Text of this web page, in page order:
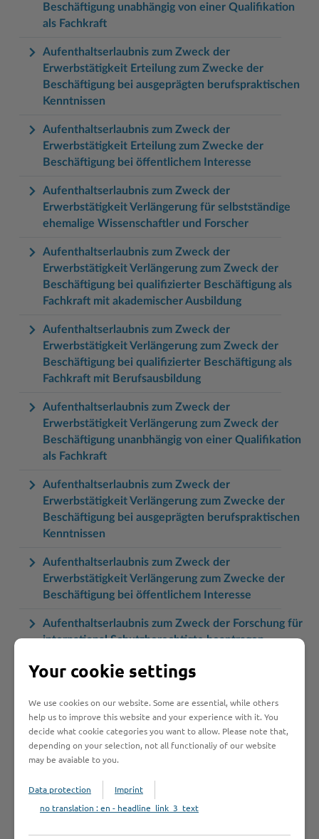
Beschäftigung unabhängig von einer Qualifikation
als Fachkraft
Aufenthaltserlaubnis zum Zweck der
Erwerbstätigkeit Erteilung zum Zwecke der
Beschäftigung bei ausgeprägten berufspraktischen
Kenntnissen
Aufenthaltserlaubnis zum Zweck der
Erwerbstätigkeit Erteilung zum Zwecke der
Beschäftigung bei öffentlichem Interesse
Aufenthaltserlaubnis zum Zweck der
Erwerbstätigkeit Verlängerung für selbstständige
ehemalige Wissenschaftler und Forscher
Aufenthaltserlaubnis zum Zweck der
Erwerbstätigkeit Verlängerung zum Zweck der
Beschäftigung bei qualifizierter Beschäftigung als
Fachkraft mit akademischer Ausbildung
Aufenthaltserlaubnis zum Zweck der
Erwerbstätigkeit Verlängerung zum Zweck der
Beschäftigung bei qualifizierter Beschäftigung als
Fachkraft mit Berufsausbildung
Aufenthaltserlaubnis zum Zweck der
Erwerbstätigkeit Verlängerung zum Zweck der
Beschäftigung unanbhängig von einer Qualifikation
als Fachkraft
Aufenthaltserlaubnis zum Zweck der
Erwerbstätigkeit Verlängerung zum Zwecke der
Beschäftigung bei ausgeprägten berufspraktischen
Kenntnissen
Aufenthaltserlaubnis zum Zweck der
Erwerbstätigkeit Verlängerung zum Zwecke der
Beschäftigung bei öffentlichem Interesse
Aufenthaltserlaubnis zum Zweck der Forschung für
international Schutzberechtigte beantragen
Aufenthaltserlaubnis zum Zweck der Forschung
Aufenthaltserlaubnis zum Zweck der selbständigen
Tätigkeit beantragen
Aufenthaltserlaubnis zum Zweck der
Aufenthaltserlaubnis zum Zwecke der schulischen
Your cookie settings
We use cookies on our website. Some are essential, while others
help us to improve this website and your experience with it. You
decide what cookie categories you want to allow. Please note that,
depending on your selection, not all functionaliy of our website
may be avaiable to you.
Data protection
Imprint
no translation : en - headline_link_3_text